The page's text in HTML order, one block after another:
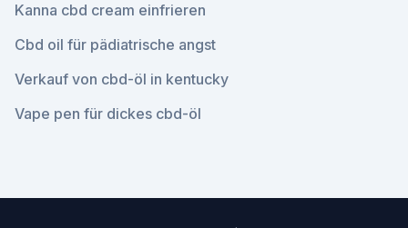
Kanna cbd cream einfrieren
Cbd oil für pädiatrische angst
Verkauf von cbd-öl in kentucky
Vape pen für dickes cbd-öl